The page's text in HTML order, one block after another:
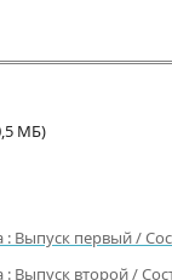
МБ)
: Выпуск первый /
: Выпуск второй /